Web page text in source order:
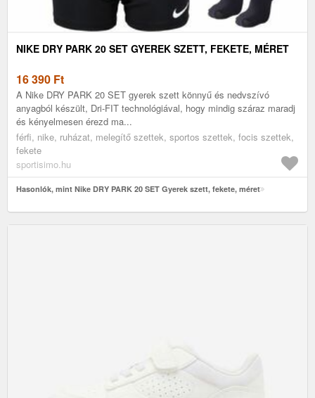
NIKE DRY PARK 20 SET GYEREK SZETT, FEKETE, MÉRET
16 390 Ft
A Nike DRY PARK 20 SET gyerek szett könnyű és nedvszívó
anyagból készült, Dri-FIT technológiával, hogy mindig száraz maradj
és kényelmesen érezd ma...
férfi, nike, ruházat, melegítő szettek, sportos szettek, focis szettek,
fekete
sportisimo.hu
Hasonlók, mint Nike DRY PARK 20 SET Gyerek szett, fekete, méret